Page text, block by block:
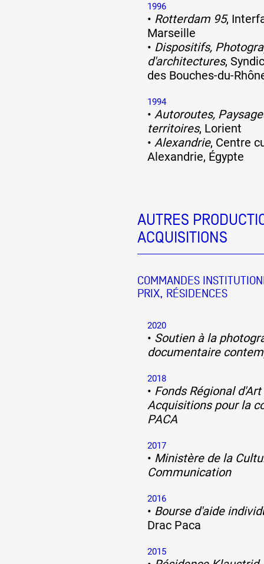
1996
• Rotterdam 95,
Marseille
• Dispositifs,
d'architectures,
des Bouches-du-
1994
• Autoroutes,
territoires, Lorient
• Alexandrie, Centre
Alexandrie, Égypte
AUTRES
ACQUISITIONS
COMMANDES
PRIX, RÉSIDENCES
2020
• Soutien à la
documentaire
2018
• Fonds Régional
Acquisitions pour la
PACA
2017
• Ministère de la
Communication
2016
• Bourse d'aide
Drac Paca
2015